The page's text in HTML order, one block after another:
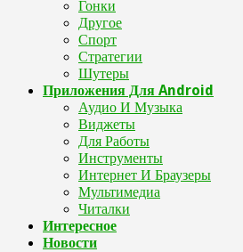
Гонки
Другое
Спорт
Стратегии
Шутеры
Приложения Для Android
Аудио И Музыка
Виджеты
Для Работы
Инструменты
Интернет И Браузеры
Мультимедиа
Читалки
Интересное
Новости